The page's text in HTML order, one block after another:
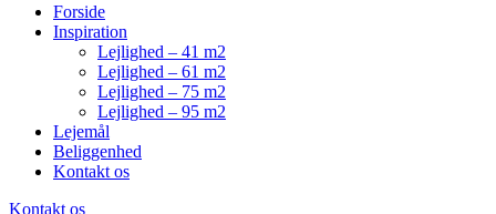
Forside
Inspiration
Lejlighed – 41 m2
Lejlighed – 61 m2
Lejlighed – 75 m2
Lejlighed – 95 m2
Lejemål
Beliggenhed
Kontakt os
Kontakt os